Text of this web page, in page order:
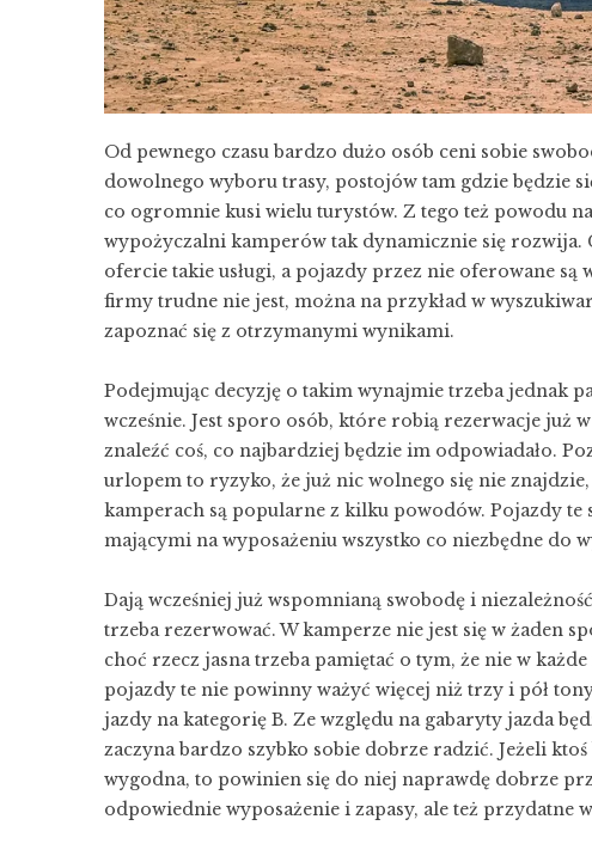
Od pewnego czasu bardzo dużo osób ceni sobie
dowolnego wyboru trasy, postojów tam gdzie będzie
co ogromnie kusi wielu turystów. Z tego też powodu
wypożyczalni kamperów tak dynamicznie się
ofercie takie usługi, a pojazdy przez nie oferowane są
firmy trudne nie jest, można na przykład w
zapoznać się z otrzymanymi wynikami.
Podejmując decyzję o takim wynajmie trzeba jednak
wcześnie. Jest sporo osób, które robią rezerwacje już
znaleźć coś, co najbardziej będzie im odpowiadało.
urlopem to ryzyko, że już nic wolnego się nie
kamperach są popularne z kilku powodów. Pojazdy te
mającymi na wyposażeniu wszystko co niezbędne do
Dają wcześniej już wspomnianą swobodę i
trzeba rezerwować. W kamperze nie jest się w żaden
choć rzecz jasna trzeba pamiętać o tym, że nie w
pojazdy te nie powinny ważyć więcej niż trzy i pół
jazdy na kategorię B. Ze względu na gabaryty jazda
zaczyna bardzo szybko sobie dobrze radzić. Jeżeli
wygodna, to powinien się do niej naprawdę dobrze
odpowiednie wyposażenie i zapasy, ale też przydatne